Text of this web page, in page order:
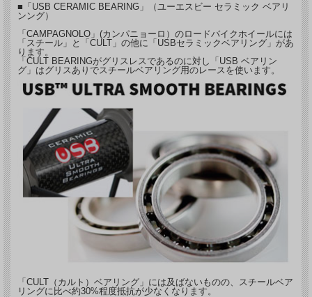
カラー：ブライトラベル、ダークラベル（限定）
■「USB CERAMIC BEARING」（ユーエスビー セラミック ベアリ
ンング）
「CAMPAGNOLO」(カンパニョーロ）のロードバイクホイールには
「スチール」と「CULT」の他に「USBセラミックベアリング」があ
ります。
「CULT BEARINGがグリスレスであるのに対し「USB ベアリン
グ」はグリスありでスチールベアリング用のレースを使います。
「CULT（カルト）ベアリング」には及ばないものの、スチールベア
リングに比べ約30%程度抵抗が少なくなります。